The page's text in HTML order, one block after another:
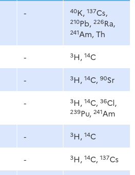
- 40K, 137Cs,
210Pb, 226Ra,
241Am, Th
- 3H, 14C
- 3H, 14C, 90Sr
- 3H, 14C, 36Cl,
239Pu, 241Am
- 3H, 14C
- 3H, 14C, 137Cs